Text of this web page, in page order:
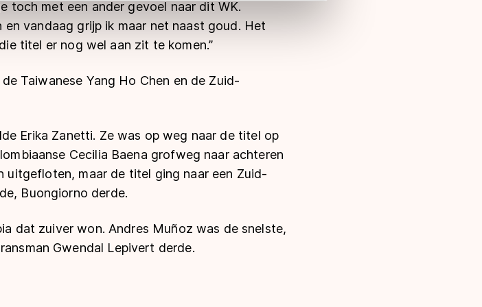
toch met een ander gevoel naar dit WK.
vandaag grijp ik maar net naast goud. Het
titel er nog wel aan zit te komen.”
Taiwanese Yang Ho Chen en de Zuid-
Erika Zanetti. Ze was op weg naar de titel op
Cecilia Baena grofweg naar achteren
uitgefloten, maar de titel ging naar een Zuid-
Buongiorno derde.
dat zuiver won. Andres Muñoz was de snelste,
Gwendal Lepivert derde.